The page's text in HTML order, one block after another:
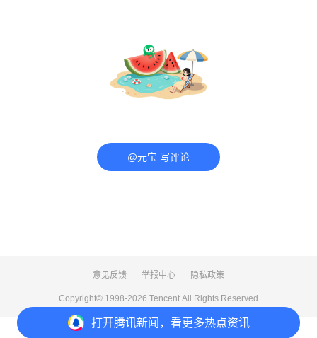
打开腾讯新闻，看更多热点资讯
@元宝 写评论
意见反馈 举报中心 隐私政策
Copyright© 1998-2026 Tencent.All Rights Reserved